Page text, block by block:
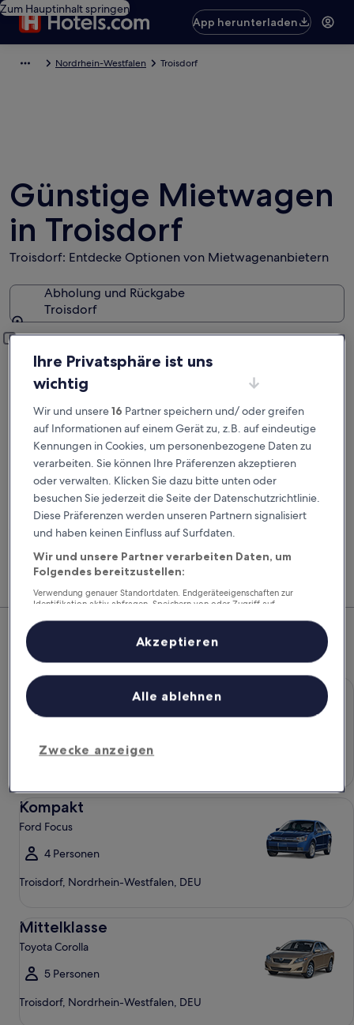
Zum Hauptinhalt springen
App herunterladen
Nordrhein-Westfalen Troisdorf
Günstige Mietwagen
in Troisdorf
Troisdorf: Entdecke Optionen von Mietwagenanbietern
Abholung und Rückgabe
Troisdorf
Abholung und Rückgabe
Anderen Rückgabeort hinzufügen
Abholdatum
22. Aug.
Rückgabedatum
23. Aug.
Abholzeit
Rückgabezeit
Ich habe einen Rabattcode
Suchen
Vergleiche Autovermieter und buche Flug, Hotel
und Mietwagen zusammen, um noch mehr zu
sparen.
Top-Mietwagenangebote –
Troisdorf
Economy
Chevrolet Spark
Troisdorf, Nordrhein-Westfalen, DEU
Economy Chevrolet Spark
Kompakt
Ford Focus
4 Personen
Troisdorf, Nordrhein-Westfalen, DEU
Kompakt Ford Focus
Mittelklasse
Toyota Corolla
5 Personen
Troisdorf, Nordrhein-Westfalen, DEU
Ihre Privatsphäre ist uns
wichtig
Wir und unsere16 Partner speichern und/ oder greifen
auf Informationen auf einem Gerät zu, z.B. auf eindeutige
Kennungen in Cookies, um personenbezogene Daten zu
verarbeiten. Sie können Ihre Präferenzen akzeptieren
oder verwalten. Klicken Sie dazu bitte unten oder
besuchen Sie jederzeit die Seite der Datenschutzrichtlinie.
Diese Präferenzen werden unseren Partnern signalisiert
und haben keinen Einfluss auf Surfdaten.
Wir und unsere Partner verarbeiten Daten, um
Folgendes bereitzustellen:
Verwendung genauer Standortdaten. Endgeräteeigenschaften zur
Identifikation aktiv abfragen. Speichern von oder Zugriff auf
Inhalte, Messung von Werbeleistung und der Performance von Inhalten,
Zielgruppenforschung sowie Entwicklung und Verbesserung von
Liste der Partner (Lieferanten)
Zwecke anzeigen
Alle ablehnen
Akzeptieren